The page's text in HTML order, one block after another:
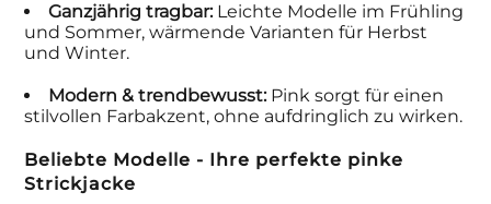
Ganzjährig tragbar:Leichte Modelle im Frühling
und Sommer, wärmende Varianten für Herbst
und Winter.
Modern & trendbewusst:Pink sorgt für einen
stilvollen Farbakzent, ohne aufdringlich zu wirken.
Beliebte Modelle - Ihre perfekte pinke
Strickjacke